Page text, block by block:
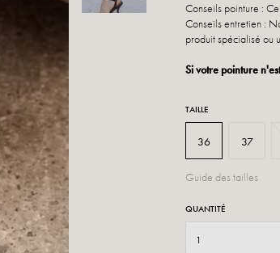
Conseils pointure :
Conseils entretien :
produit spécialisé ou
Si votre pointure
TAILLE
36 37
Guide des tailles
QUANTITÉ